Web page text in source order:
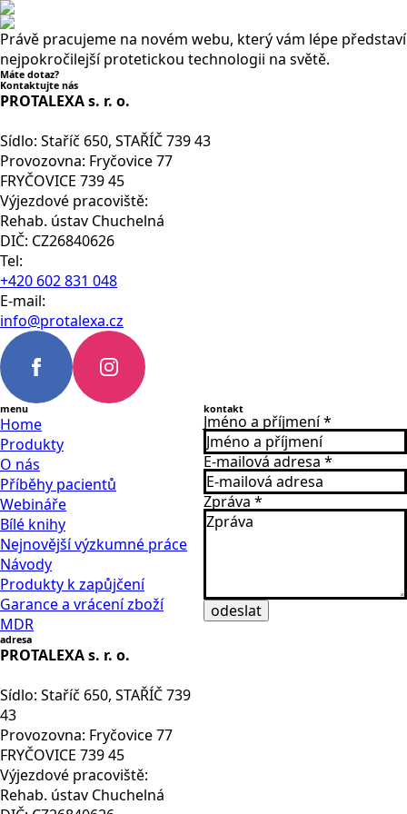
Právě pracujeme na novém webu, který vám lépe představí
nejpokročilejší protetickou technologii na světě.
Máte dotaz?
Kontaktujte nás
PROTALEXA s. r. o.
Sídlo: Staříč 650, STAŘÍČ 739 43
Provozovna: Fryčovice 77
FRYČOVICE 739 45
Výjezdové pracoviště:
Rehab. ústav Chuchelná
DIČ: CZ26840626
Tel:
+420 602 831 048
E-mail:
info@protalexa.cz
menu
Home
Produkty
O nás
Příběhy pacientů
Webináře
Bílé knihy
Nejnovější výzkumné práce
Návody
Produkty k zapůjčení
Garance a vrácení zboží
MDR
adresa
PROTALEXA s. r. o.
Sídlo: Staříč 650, STAŘÍČ 739
43
Provozovna: Fryčovice 77
FRYČOVICE 739 45
Výjezdové pracoviště:
Rehab. ústav Chuchelná
kontakt
Jméno a příjmení*
E-mailová adresa *
Zpráva *
odeslat